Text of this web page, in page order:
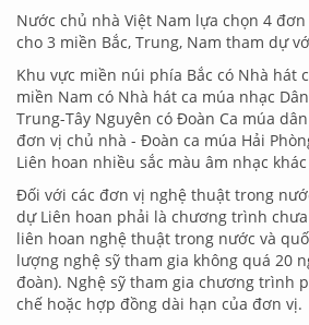
Nước chủ nhà Việt Nam lựa chọn 4
cho 3 miền Bắc, Trung, Nam tham dự
Khu vực miền núi phía Bắc có Nhà hát
miền Nam có Nhà hát ca múa nhạc
Trung-Tây Nguyên có Đoàn Ca múa
đơn vị chủ nhà - Đoàn ca múa Hải
Liên hoan nhiều sắc màu âm nhạc
Đối với các đơn vị nghệ thuật trong
dự Liên hoan phải là chương trình
liên hoan nghệ thuật trong nước và
lượng nghệ sỹ tham gia không quá 20
đoàn). Nghệ sỹ tham gia chương trình
chế hoặc hợp đồng dài hạn của đơn vị.